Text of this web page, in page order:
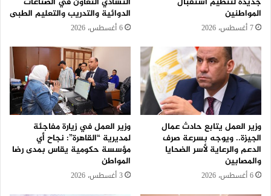
المواطنين
7 أغسطس، 2026
الدوائية والتدريب والتعليم الطبى
6 أغسطس، 2026
وزير العمل يتابع حادث عمال
الجيزة.. ويوجه بسرعة صرف
الدعم والرعاية لأسر الضحايا
والمصابين
6 أغسطس، 2026
وزير العمل في زيارة مفاجئة
لمديرية “القاهرة”: نجاح أي
مؤسسة حكومية يقاس بمدى رضا
المواطن
3 أغسطس، 2026